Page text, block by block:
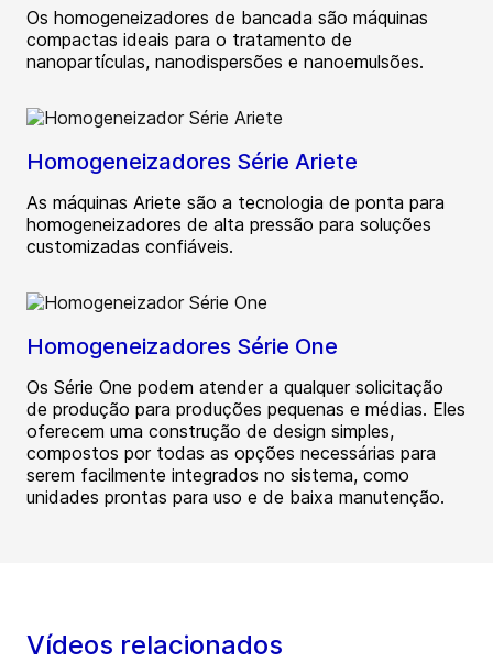
Os homogeneizadores de bancada são máquinas
compactas ideais para o tratamento de
nanopartículas, nanodispersões e nanoemulsões.
Homogeneizadores Série Ariete
As máquinas Ariete são a tecnologia de ponta para
homogeneizadores de alta pressão para soluções
customizadas confiáveis.
Homogeneizadores Série One
Os Série One podem atender a qualquer solicitação
de produção para produções pequenas e médias. Eles
oferecem uma construção de design simples,
compostos por todas as opções necessárias para
serem facilmente integrados no sistema, como
unidades prontas para uso e de baixa manutenção.
Vídeos relacionados